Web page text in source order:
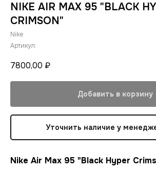
NIKE AIR MAX 95 "BLACK
CRIMSON"
Nike
Артикул:
7800,00 ₽
Добавить в корзину
Уточнить наличие у
Nike Air Max 95 "Black Hyper